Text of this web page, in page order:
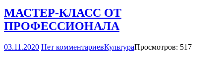
МАСТЕР-КЛАСС ОТ
ПРОФЕССИОНАЛА
03.11.2020 Нет комментариевКультураПросмотров: 517